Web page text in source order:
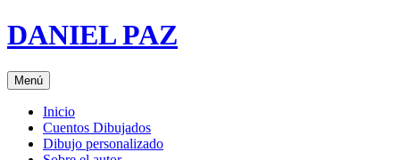
Saltar
al
DANIEL PAZ
Menú
Inicio
Cuentos Dibujados
Dibujo personalizado